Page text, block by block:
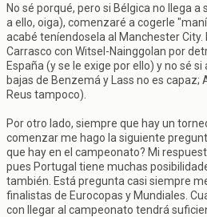
No sé porqué, pero si Bélgica no llega
a ello, oiga), comenzaré a cogerle
acabé teníendosela al Manchester City.
Carrasco con Witsel-Nainggolan por
España (y se le exige por ello) y no sé
bajas de Benzemá y Lass no es capaz;
Reus tampoco).
Por otro lado, siempre que hay un
comenzar me hago la siguiente
que hay en el campeonato? Mi
pues Portugal tiene muchas
también. Está pregunta casi siempre
finalistas de Eurocopas y Mundiales.
con llegar al campeonato tendrá